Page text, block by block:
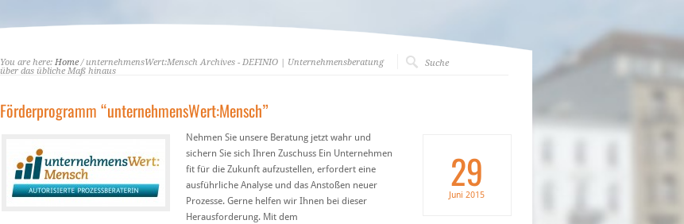
You are here: Home/ unternehmensWert:Mensch Archives - DEFINIO | Unternehmensberatung
über das übliche Maß hinaus
Förderprogramm “unternehmensWert:Mensch”
Nehmen Sie unsere Beratung jetzt wahr und
sichern Sie sich Ihren Zuschuss Ein Unternehmen
fit für die Zukunft aufzustellen, erfordert eine
ausführliche Analyse und das Anstoßen neuer
Prozesse. Gerne helfen wir Ihnen bei dieser
Herausforderung. Mit dem
29
Juni 2015